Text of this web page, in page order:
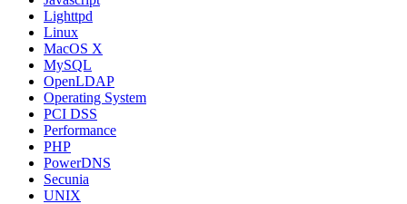
Lighttpd
Linux
MacOS X
MySQL
OpenLDAP
Operating System
PCI DSS
Performance
PHP
PowerDNS
Secunia
UNIX